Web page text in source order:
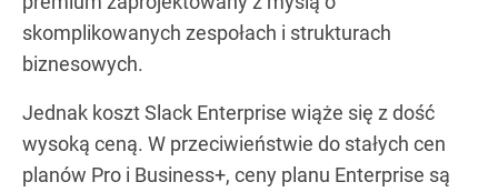
skomplikowanych zespołach i strukturach
biznesowych.
Jednak koszt Slack Enterprise wiąże się z dość
wysoką ceną. W przeciwieństwie do stałych cen
planów Pro i Business+, ceny planu Enterprise są